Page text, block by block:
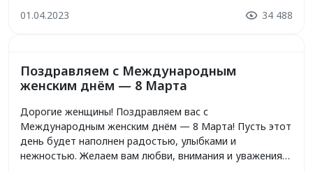
наступающим 1 апреля!
01.04.2023 34 488
Поздравляем с Международным
женским днём — 8 Марта
Дорогие женщины! Поздравляем вас с
Международным женским днём — 8 Марта! Пусть этот
день будет наполнен радостью, улыбками и
нежностью. Желаем вам любви, внимания и уважения